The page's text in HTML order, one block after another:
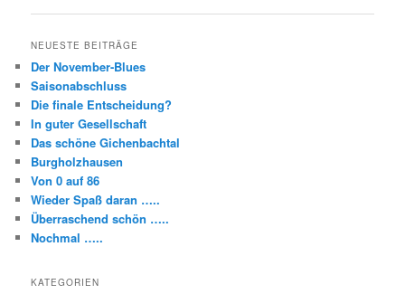
NEUESTE BEITRÄGE
Der November-Blues
Saisonabschluss
Die finale Entscheidung?
In guter Gesellschaft
Das schöne Gichenbachtal
Burgholzhausen
Von 0 auf 86
Wieder Spaß daran …..
Überraschend schön …..
Nochmal …..
KATEGORIEN